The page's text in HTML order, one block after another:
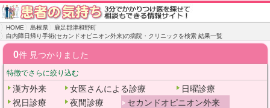
HOME 島根県
鹿足郡津和野町
白内障日帰り手術(セカンドオピニオン外来)の病院・クリニックを検索 結果一覧
0件 見つかりました
特徴でさらに絞り込む
漢方外来 女医さんによる診療
日曜診療
祝日診療
夜間診療
セカンドオピニオン外来